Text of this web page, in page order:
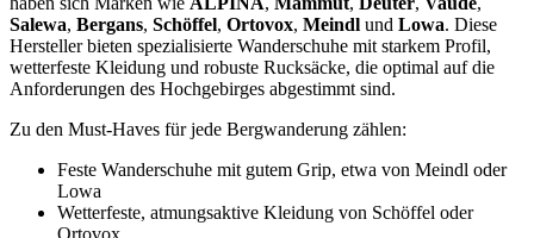
Salewa, Bergans, Schöffel, Ortovox, Meindl und Lowa. Diese
Hersteller bieten spezialisierte Wanderschuhe mit starkem Profil,
wetterfeste Kleidung und robuste Rucksäcke, die optimal auf die
Anforderungen des Hochgebirges abgestimmt sind.
Zu den Must-Haves für jede Bergwanderung zählen:
Feste Wanderschuhe mit gutem Grip, etwa von Meindl oder
Lowa
Wetterfeste, atmungsaktive Kleidung von Schöffel oder